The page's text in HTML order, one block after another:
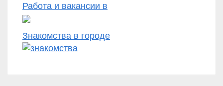
Работа и вакансии в
Знакомства в городе